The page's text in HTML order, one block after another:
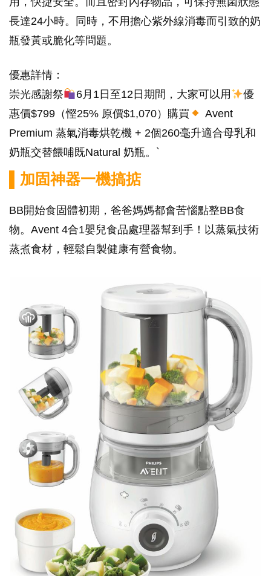
長達24小時。同時，不用擔心紫外線消毒而引致的奶
瓶發黃或脆化等問題。
優惠詳情：
崇光感謝祭
6月1日至12日期間，大家可以用
優
惠價$799（慳25% 原價$1,070）購買
Avent
Premium 蒸氣消毒烘乾機 + 2個260毫升適合母乳和
奶瓶交替餵哺既Natural 奶瓶。`
▌加固神器一機搞掂
BB開始食固體初期，爸爸媽媽都會苦惱點整BB食
物。Avent 4合1嬰兒食品處理器幫到手！以蒸氣技術
蒸煮食材，輕鬆自製健康有營食物。